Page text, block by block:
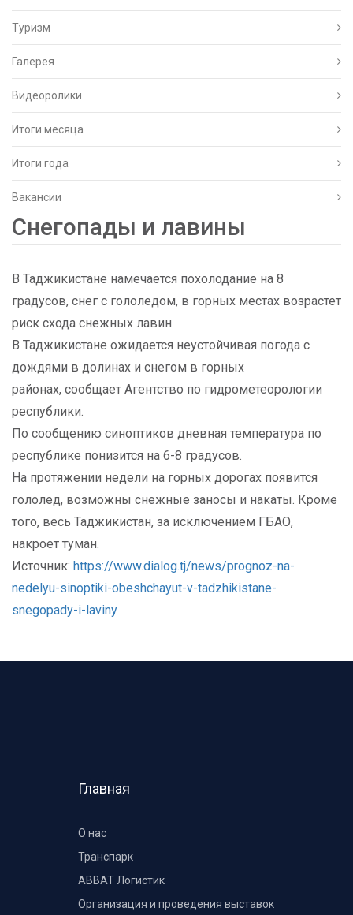
Туризм
Галерея
Видеоролики
Итоги месяца
Итоги года
Вакансии
Снегопады и лавины
В Таджикистане намечается похолодание на 8
градусов, снег с гололедом, в горных местах возрастет
риск схода снежных лавин
В Таджикистане ожидается неустойчивая погода с
дождями в долинах и снегом в горных
районах, сообщает Агентство по гидрометеорологии
республики.
По сообщению синоптиков дневная температура по
республике понизится на 6-8 градусов.
На протяжении недели на горных дорогах появится
гололед, возможны снежные заносы и накаты. Кроме
того, весь Таджикистан, за исключением ГБАО,
накроет туман.
Источник: https://www.dialog.tj/news/prognoz-na-
nedelyu-sinoptiki-obeshchayut-v-tadzhikistane-
snegopady-i-laviny
Главная
О нас
Транспарк
ABBAT Логистик
Организация и проведения выставок